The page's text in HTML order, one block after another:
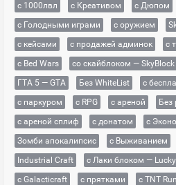
с 1000лвл c Креативом с Дюпом
с Голодными играми
с оружием
с кейсами
с продажей админок с
с Bed Wars
со скайблоком — SkyBlock
ГТА 5 — GTA
Без WhiteList
с
с паркуром
с RPG с ареной
Без
с ареной сплиф
с донатом с
Зомби апокалипсис
с Выживанием
Industrial Craft
с Лаки блоком —
с Galacticraft
с прятками с TNT Run